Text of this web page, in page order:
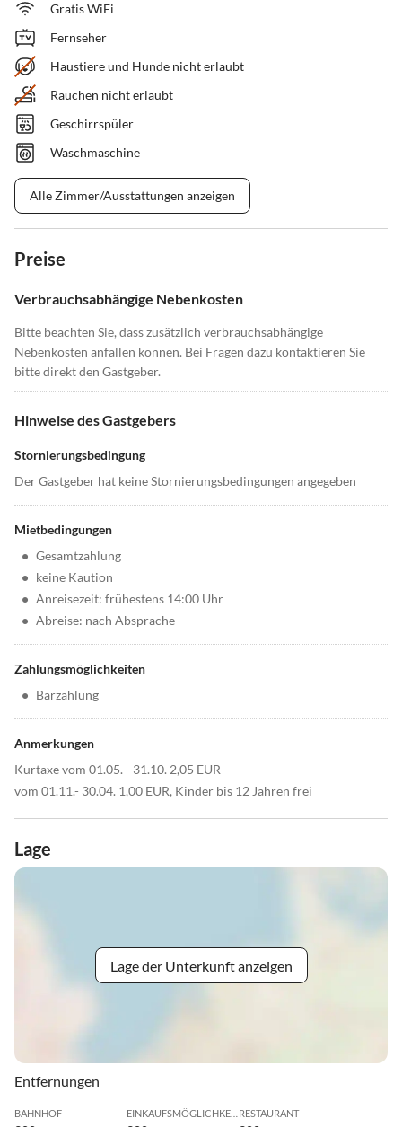
Gratis WiFi
Fernseher
Haustiere und Hunde nicht erlaubt
Rauchen nicht erlaubt
Geschirrspüler
Waschmaschine
Alle Zimmer/Ausstattungen anzeigen
Preise
Verbrauchsabhängige Nebenkosten
Bitte beachten Sie, dass zusätzlich verbrauchsabhängige
Nebenkosten anfallen können. Bei Fragen dazu kontaktieren Sie
bitte direkt den Gastgeber.
Hinweise des Gastgebers
Stornierungsbedingung
Der Gastgeber hat keine Stornierungsbedingungen angegeben
Mietbedingungen
• Gesamtzahlung
• keine Kaution
• Anreisezeit: frühestens 14:00 Uhr
• Abreise: nach Absprache
Zahlungsmöglichkeiten
• Barzahlung
Anmerkungen
Kurtaxe vom 01.05. - 31.10. 2,05 EUR
vom 01.11.- 30.04. 1,00 EUR, Kinder bis 12 Jahren frei
Lage
Lage der Unterkunft anzeigen
Entfernungen
BAHNHOF EINKAUFSMÖGLICHKEIT RESTAURANT